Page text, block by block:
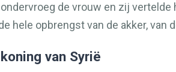
de vrouw en zij
hele opbrengst van de akker, van
van Syrië